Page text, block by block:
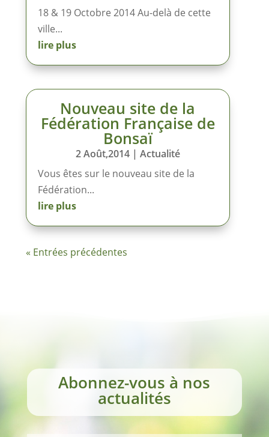
18 & 19 Octobre 2014 Au-delà de cette
ville...
lire plus
Nouveau site de la
Fédération Française de
Bonsaï
2 Août,2014| Actualité
Vous êtes sur le nouveau site de la
Fédération...
lire plus
« Entrées précédentes
Abonnez-vous à nos
actualités